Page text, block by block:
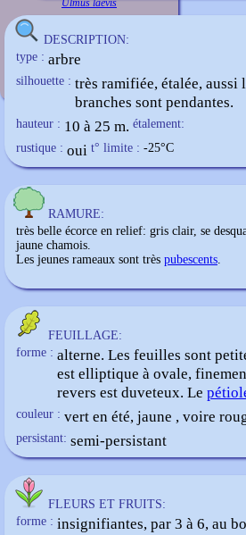
Ulmus laevis
DESCRIPTION:
type : arbre
silhouette : très ramifiée, étalée, aussi
branches sont pendantes.
hauteur : 10 à 25 m. étalement:
rustique : oui t° limite : -25°C
RAMURE:
très belle écorce en relief: gris clair, se
jaune chamois.
Les jeunes rameaux sont très pubescents.
FEUILLAGE:
forme : alterne. Les feuilles sont
est elliptique à ovale,
revers est duveteux. Le
couleur : vert en été, jaune , voire
persistant: semi-persistant
FLEURS ET FRUITS:
forme : insignifiantes, par 3 à 6, au